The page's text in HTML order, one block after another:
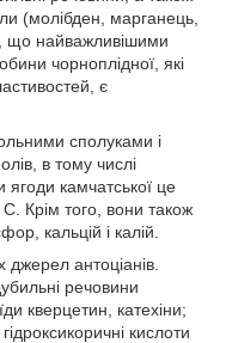
(молібден, марганець,
що найважливішими
чорноплідної, які
є
сполуками і
в тому числі
ягоди камчатської це
Крім того, вони також
кальцій і калій.
антоціанів.
речовини
кверцетин, катехіни;
кислоти